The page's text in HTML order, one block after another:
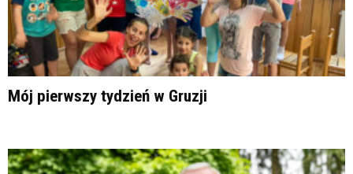
Mój pierwszy tydzień w Gruzji